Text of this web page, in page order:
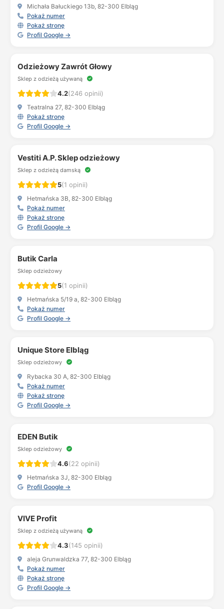
Michała Bałuckiego 13b, 82-300 Elbląg
Pokaż numer
Pokaż stronę
Profil Google →
Odzieżowy Zawrót Głowy
Sklep z odzieżą używaną
4.2(246 opinii)
Teatralna 27, 82-300 Elbląg
Pokaż stronę
Profil Google →
Vestiti A.P. Sklep odzieżowy
Sklep z odzieżą damską
5(1 opinii)
Hetmańska 3B, 82-300 Elbląg
Pokaż numer
Pokaż stronę
Profil Google →
Butik Carla
Sklep odzieżowy
5(1 opinii)
Hetmańska 5/19 a, 82-300 Elbląg
Pokaż numer
Profil Google →
Unique Store Elbląg
Sklep odzieżowy
Rybacka 30 A, 82-300 Elbląg
Pokaż numer
Pokaż stronę
Profil Google →
EDEN Butik
Sklep odzieżowy
4.6(22 opinii)
Hetmańska 3J, 82-300 Elbląg
Profil Google →
VIVE Profit
Sklep z odzieżą używaną
4.3(145 opinii)
aleja Grunwaldzka 77, 82-300 Elbląg
Pokaż numer
Pokaż stronę
Profil Google →